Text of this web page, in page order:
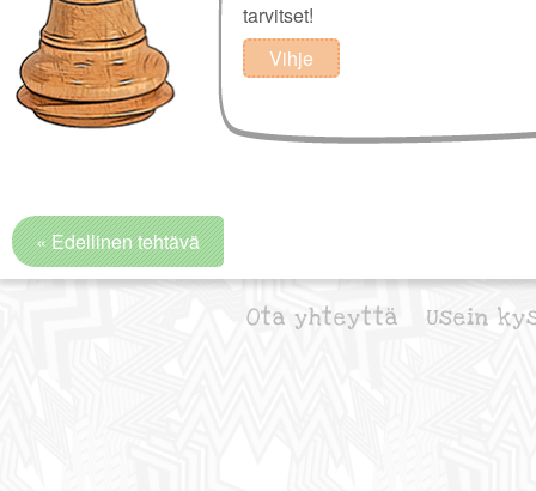
tarvitset!
Vihje
« Edellinen tehtävä
Ota yhteyttä Usein